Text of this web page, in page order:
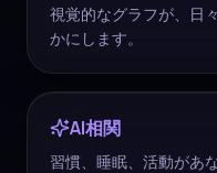
視覚的なグラフが、日
かにします。
AI相関
習慣、睡眠、活動があ